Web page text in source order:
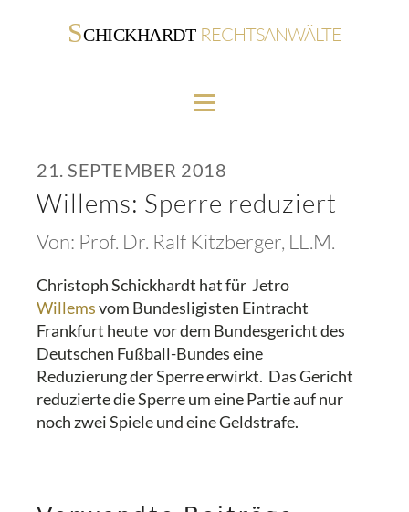
SCHICKHARDT RECHTSANWÄLTE
21. SEPTEMBER 2018
Willems: Sperre reduziert
Von: Prof. Dr. Ralf Kitzberger, LL.M.
Christoph Schickhardt hat für Jetro
Willemsvom Bundesligisten Eintracht
Frankfurt heute vor dem Bundesgericht des
Deutschen Fußball-Bundes eine
Reduzierung der Sperre erwirkt. Das Gericht
reduzierte die Sperre um eine Partie auf nur
noch zwei Spiele und eine Geldstrafe.